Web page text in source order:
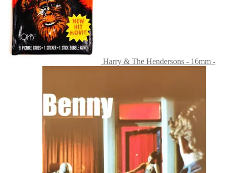
Harry & The Hendersons - 16mm -